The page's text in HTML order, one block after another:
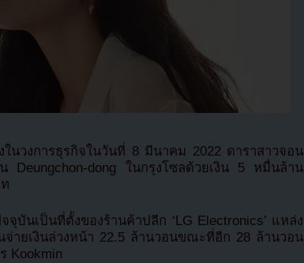
ในวงการธุรกิจในวันที่ 8 มีนาคม 2022 ดาราสาวจอน
Deungchon-dong ในกรุงโซลด้วยเงิน 5 หมื่นล้าน
จุบันเป็นที่ตั้งของร้านค้าปลีก ‘LG Electronics’ แหล่ง
จ่ายเงินล่วงหน้า 22.5 ล้านวอนขณะที่อีก 28 ล้านวอน
Kookmin